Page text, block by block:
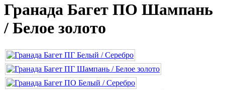
Гранада Багет ПО Шампань
/ Белое золото